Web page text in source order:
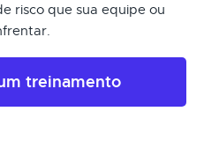
risco que sua equipe ou
treinamento